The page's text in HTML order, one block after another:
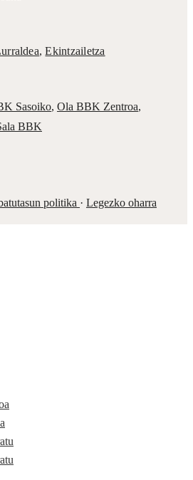
,Ekintzailetza
Sasoiko, Ola BBK Zentroa,
BBK
politika · Legezko oharra